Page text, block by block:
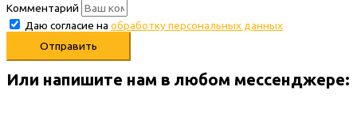
Комментарий
Даю согласие на обработку персональных данных
Отправить
Или напишите нам в любом месcенджере: